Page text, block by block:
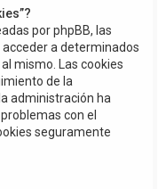
por phpBB, las
a determinados
mismo. Las cookies
de la
administración ha
con el
seguramente